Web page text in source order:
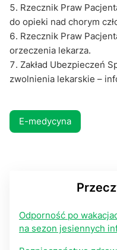
Rzecznik Praw
do opieki nad chorym
Rzecznik Praw
orzeczenia lekarza.
Zakład Ubezpieczeń
zwolnienia lekarskie –
E-medycyna
Odporność po
na sezon jesiennych